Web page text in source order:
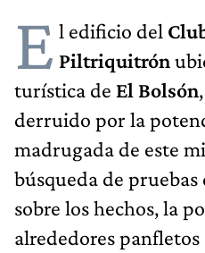
E l edificio del
Piltriquitrón
turística de El Bolsón,
derruido por la
madrugada de este
búsqueda de
sobre los hechos, la
alrededores